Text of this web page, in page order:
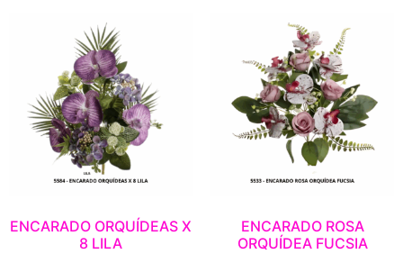
ENCARADO ORQUÍDEAS X
8 LILA
ENCARADO ROSA
ORQUÍDEA FUCSIA